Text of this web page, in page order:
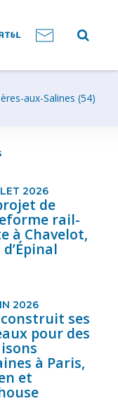
aux-Salines (54)
2026
de
rail-
à Chavelot,
2026
construit ses
pour des
à Paris,
et